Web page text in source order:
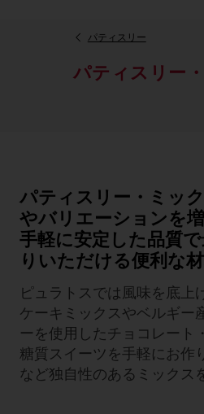
パティスリー
パティスリー
パティスリー・ミッ
やバリエーションを
手軽に安定した品質
りいただける便利な材
ピュラトスでは風味を底上
ケーキミックスやベルギー
ーを使用したチョコレート
糖質スイーツを手軽にお作
など独自性のあるミックス